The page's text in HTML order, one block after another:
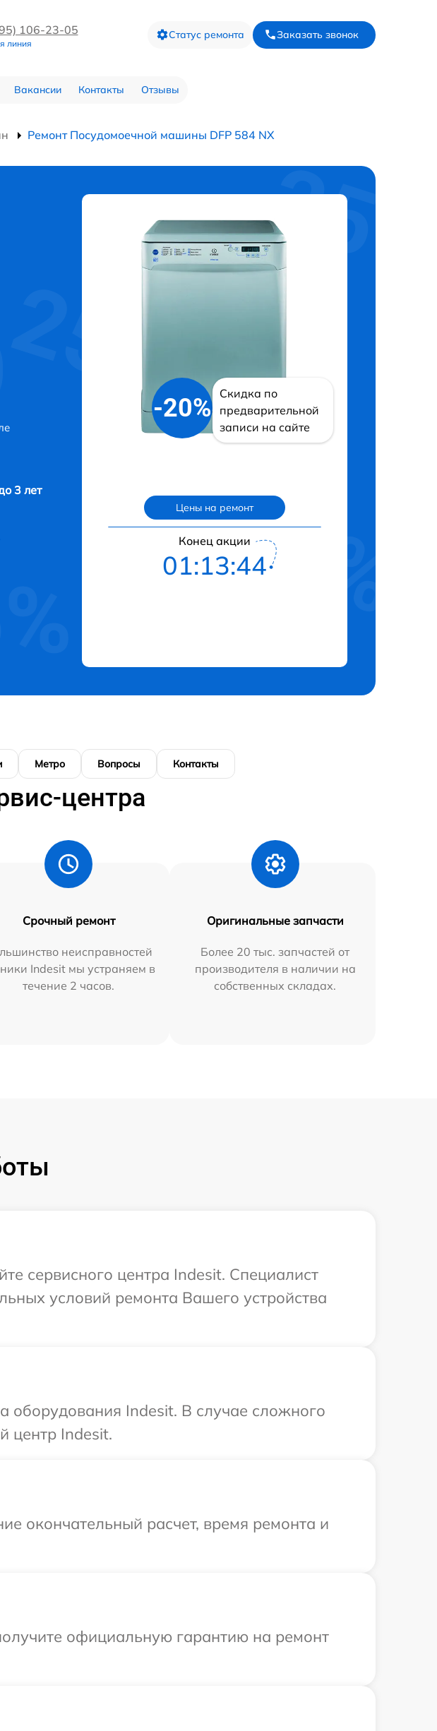
106-23-05
линия
Статус ремонта Заказать звонок
Вакансии Контакты Отзывы
Ремонт Посудомоечной машины DFP 584 NX
3 лет
-20%
Скидка по
предварительной
записи на сайте
Цены на ремонт
Конец акции
01:13:43
Метро Вопросы Контакты
центра
Срочный ремонт
неисправностей
Indesit мы устраняем в
течение 2 часов.
Оригинальные запчасти
Более 20 тыс. запчастей от
производителя в наличии на
собственных складах.
сервисного центра Indesit. Специалист
условий ремонта Вашего устройства
оборудования Indesit. В случае сложного
центр Indesit.
окончательный расчет, время ремонта и
официальную гарантию на ремонт